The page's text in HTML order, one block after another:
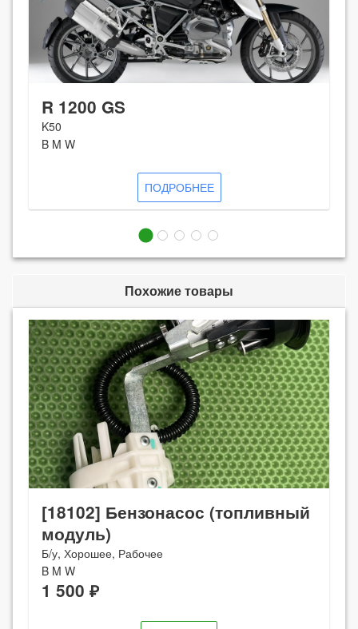
R 1200 GS
K50
B M W
ПОДРОБНЕЕ
Похожие товары
[18102] Бензонасос (топливный
модуль)
Б/у, Хорошее, Рабочее
B M W
1 500 ₽